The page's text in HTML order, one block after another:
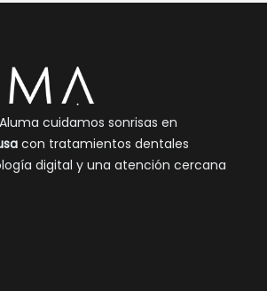
cuidamos sonrisas en
con tratamientos dentales
digital y una atención cercana